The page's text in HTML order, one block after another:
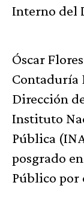
Interno del
Óscar
Contaduría
Dirección
Instituto
Pública
posgrado
Público por